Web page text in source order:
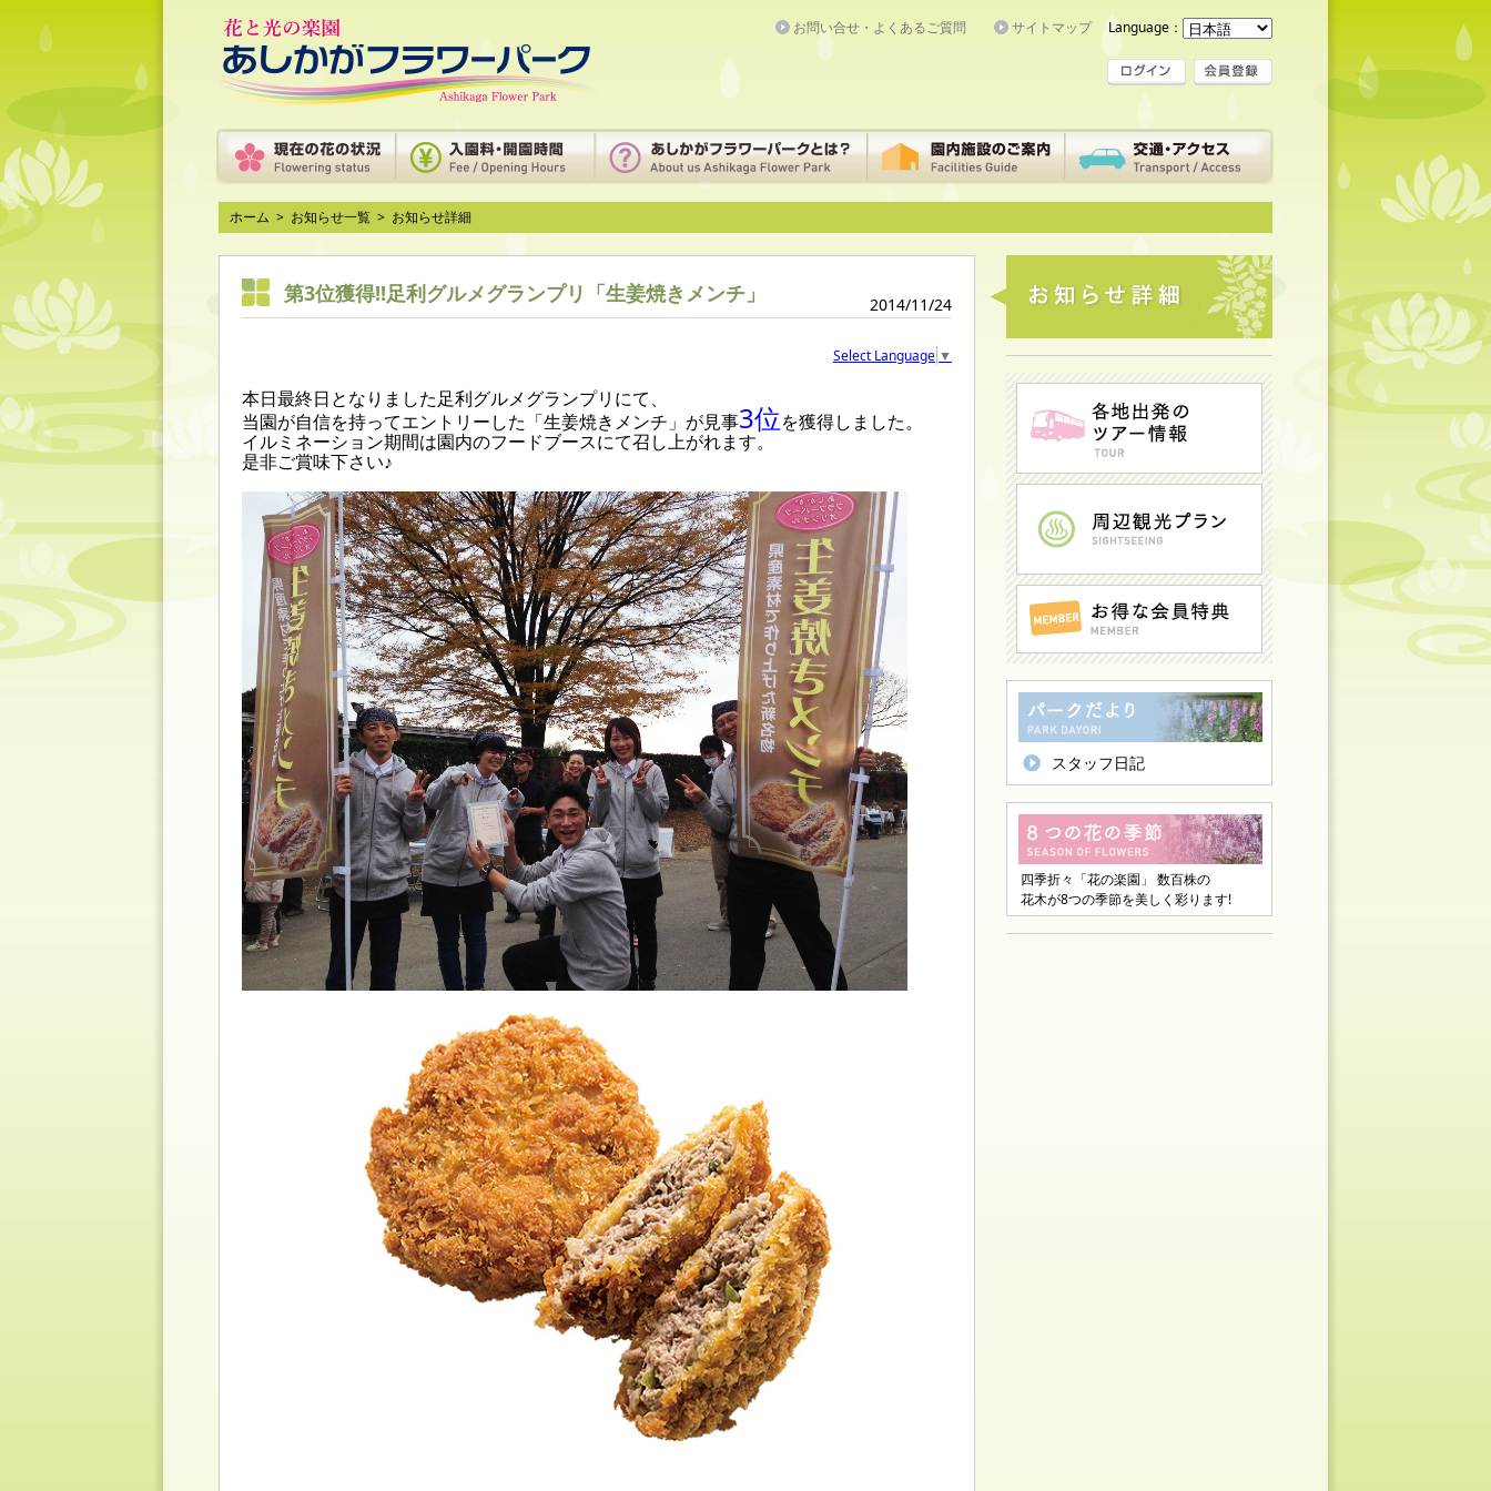
Language：
お問い合せ・よくあるご質問 サイトマップ
ホーム > お知らせ一覧 > お知らせ詳細
スタッフ日記
四季折々「花の楽園」 数百株の
花木が8つの季節を美しく彩ります!
2014/11/24
第3位獲得!!足利グルメグランプリ「生姜焼きメンチ」
Select Language ▼
本日最終日となりました足利グルメグランプリにて、
当園が自信を持ってエントリーした「生姜焼きメンチ」が見事3位を獲得しました。
イルミネーション期間は園内のフードブースにて召し上がれます。
是非ご賞味下さい♪